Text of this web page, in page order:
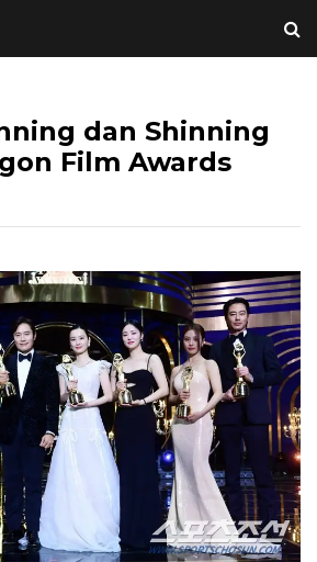
dan Shinning
Film Awards